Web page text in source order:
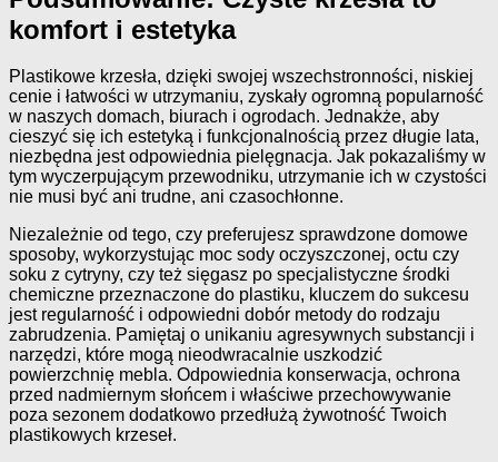
komfort i estetyka
Plastikowe krzesła, dzięki swojej wszechstronności, niskiej
cenie i łatwości w utrzymaniu, zyskały ogromną popularność
w naszych domach, biurach i ogrodach. Jednakże, aby
cieszyć się ich estetyką i funkcjonalnością przez długie lata,
niezbędna jest odpowiednia pielęgnacja. Jak pokazaliśmy w
tym wyczerpującym przewodniku, utrzymanie ich w czystości
nie musi być ani trudne, ani czasochłonne.
Niezależnie od tego, czy preferujesz sprawdzone domowe
sposoby, wykorzystując moc sody oczyszczonej, octu czy
soku z cytryny, czy też sięgasz po specjalistyczne środki
chemiczne przeznaczone do plastiku, kluczem do sukcesu
jest regularność i odpowiedni dobór metody do rodzaju
zabrudzenia. Pamiętaj o unikaniu agresywnych substancji i
narzędzi, które mogą nieodwracalnie uszkodzić
powierzchnię mebla. Odpowiednia konserwacja, ochrona
przed nadmiernym słońcem i właściwe przechowywanie
poza sezonem dodatkowo przedłużą żywotność Twoich
plastikowych krzeseł.